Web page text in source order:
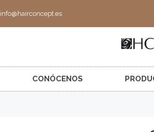
info@hairconcept.es
CONÓCENOS